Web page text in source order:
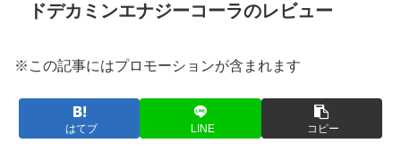
ドデカミンエナジーコーラのレビュー
※この記事にはプロモーションが含まれます
はてブ LINE コピー